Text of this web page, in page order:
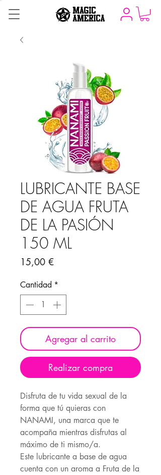
LUBRICANTE BASE
DE AGUA FRUTA
DE LA PASIÓN
150 ML
15,00 €Precio
Cantidad *
Agregar al carrito
Realizar compra
Disfruta de tu vida sexual de la
forma que tú quieras con
NANAMI, una marca que te
acompaña mientras disfrutas al
máximo de ti mismo/a.
Este lubricante a base de agua
cuenta con un aroma a Fruta de la